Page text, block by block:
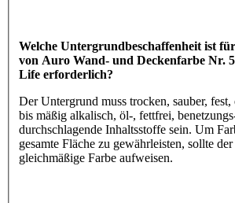
Welche Untergrundbeschaffenheit ist
von Auro Wand- und Deckenfarbe Nr.
Life erforderlich?
Der Untergrund muss trocken, sauber, fest,
bis mäßig alkalisch, öl-, fettfrei,
durchschlagende Inhaltsstoffe sein. Um
gesamte Fläche zu gewährleisten, sollte
gleichmäßige Farbe aufweisen.